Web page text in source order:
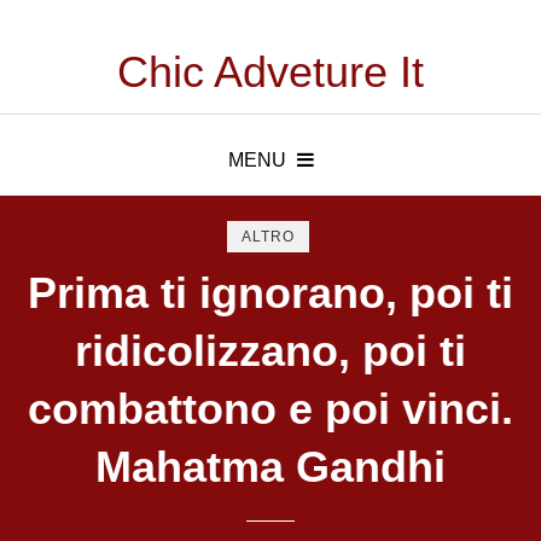
Chic Adveture It
MENU
ALTRO
Prima ti ignorano, poi ti
ridicolizzano, poi ti
combattono e poi vinci.
Mahatma Gandhi